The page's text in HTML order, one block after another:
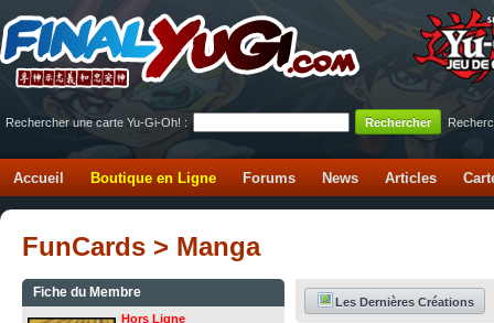
Rechercher une carte Yu-Gi-Oh! :
Accueil Boutique en Ligne Forums News Articles
FunCards > Manga
Fiche du Membre
Hors Ligne
Les Dernières Créations